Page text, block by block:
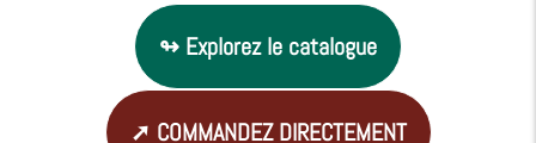
↬ Explorez le catalogue
➚ COMMANDEZ DIRECTEMENT